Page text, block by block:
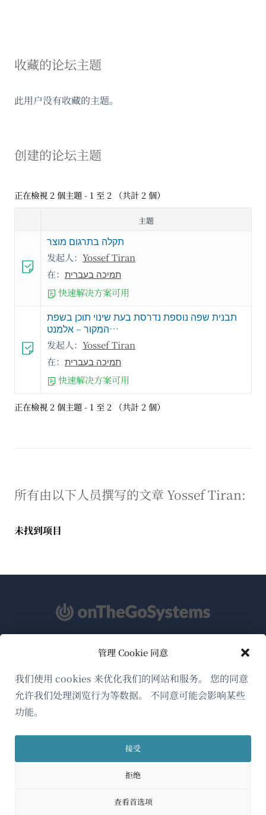
管理 Cookie 同意
我们使用 cookies 来优化我们的网站和服务。 您的同意
允许我们处理浏览行为等数据。 不同意可能会影响某些
功能。
接受
拒绝
查看首选项
收藏的论坛主题
此用户没有收藏的主题。
创建的论坛主题
正在檢視 2 個主題 - 1 至 2 （共計 2 個）
主题
תקלה בתרגום מוצר
发起人： Yossef Tiran
在： תמיכה בעברית
快速解决方案可用
תבנית שפה נוספת נדרסת בעת שינוי תוכן בשפת
המקור – אלמנט…
发起人： Yossef Tiran
在： תמיכה בעברית
快速解决方案可用
正在檢視 2 個主題 - 1 至 2 （共計 2 個）
所有由以下人员撰写的文章 Yossef Tiran:
未找到项目
OnTheGoSystems Limited
简体中文
关于WPML
GDPR与隐私政策
加入我们的团队（在
中
新
口
打
开）
新
窗
口
中
打
开）
新
口